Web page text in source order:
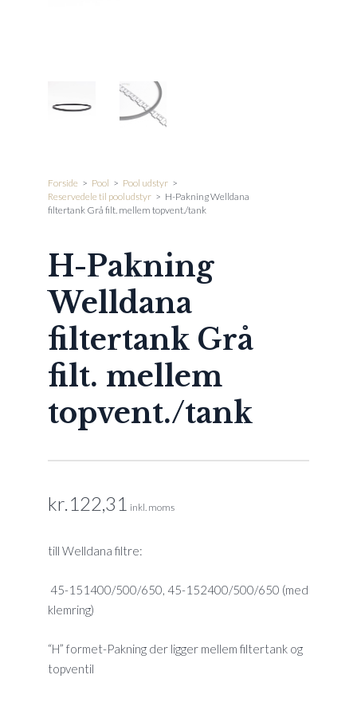
Forside > Pool > Pool udstyr >
Reservedele til pooludstyr > H-Pakning Welldana
filtertank Grå filt. mellem topvent./tank
H-Pakning
Welldana
filtertank Grå
filt. mellem
topvent./tank
kr. 122,31 inkl. moms
till Welldana filtre:
45-151400/500/650, 45-152400/500/650 (med
klemring)
“H” formet-Pakning der ligger mellem filtertank og
topventil